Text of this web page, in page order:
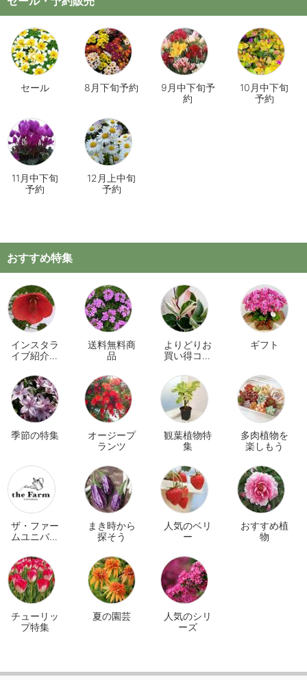
セール 8月下旬予約
9月中下旬予
約
10月中下旬
予約
11月中下旬
予約
12月上中旬
予約
おすすめ特集
インスタラ
イブ紹介商
送料無料商
品
よりどりお
買い得コー
ギフト
季節の特集
オージープ
ランツ
観葉植物特
集
多肉植物を
楽しもう
ザ・ファー
ムユニバー
イン
まき時から
探そう
人気のベリ
ー
おすすめ植
物
チューリッ
プ特集
夏の園芸
人気のシリ
ーズ